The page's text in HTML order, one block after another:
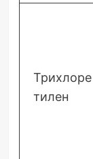
Трихлоре
тилен